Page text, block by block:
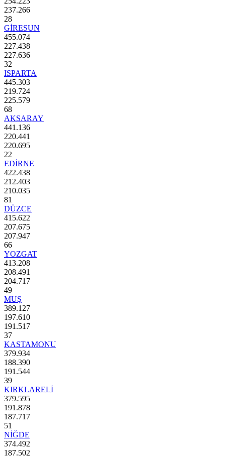
237.266
28
GİRESUN
455.074
227.438
227.636
32
ISPARTA
445.303
219.724
225.579
68
AKSARAY
441.136
220.441
220.695
22
EDİRNE
422.438
212.403
210.035
81
DÜZCE
415.622
207.675
207.947
66
YOZGAT
413.208
208.491
204.717
49
MUŞ
389.127
197.610
191.517
37
KASTAMONU
379.934
188.390
191.544
39
KIRKLARELİ
379.595
191.878
187.717
51
NİĞDE
374.492
187.502